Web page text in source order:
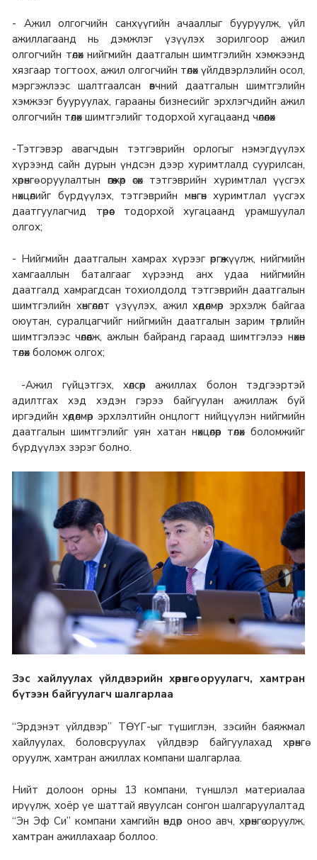
- Ажил олгогчийн санхүүгийн ачааллыг бууруулж, үйл
ажиллагаанд нь дэмжлэг үзүүлэх зорилгоор ажил
олгогчийн төлөх нийгмийн даатгалын шимтгэлийн хэмжээнд
хязгаар тогтоох, ажил олгогчийн төлөх үйлдвэрлэлийн осол,
мэргэжлээс шалтгаалсан өвчний даатгалын шимтгэлийн
хэмжээг бууруулах, гарааны бизнесийг эрхлэгчдийн ажил
олгогчийн төлөх шимтгэлийг тодорхой хугацаанд чөлөөлөх
-Тэтгэвэр авагчдын тэтгэврийн орлогыг нэмэгдүүлэх
хүрээнд сайн дурын үндсэн дээр хуримтлалд суурилсан,
хөрөнгө оруулалтын өгөөжөөр өсөх тэтгэврийн хуримтлал үүсгэх
нөхцөлийг бүрдүүлэх, тэтгэврийн мөнгөн хуримтлал үүсгэх
даатгуулагчид төрөөс тодорхой хугацаанд урамшуулал
олгох;
- Нийгмийн даатгалын хамрах хүрээг өргөжүүлж, нийгмийн
хамгааллын баталгааг хүрээнд анх удаа нийгмийн
даатгалд хамрагдсан тохиолдолд тэтгэврийн даатгалын
шимтгэлийн хөнгөлөлт үзүүлэх, ажил хөдөлмөр эрхэлж байгаа
оюутан, суралцагчийг нийгмийн даатгалын зарим төрлийн
шимтгэлээс чөлөөлж, ажлын байранд гараад шимтгэлээ нөхөн
төлөх боломж олгох;
-Ажил гүйцэтгэх, хөлсөөр ажиллах болон тэдгээртэй
адилтгах хэд хэдэн гэрээ байгуулан ажиллаж буй
иргэдийн хөдөлмөр эрхлэлтийн онцлогт нийцүүлэн нийгмийн
даатгалын шимтгэлийг уян хатан нөхцөлөөр төлөх боломжийг
бүрдүүлэх зэрэг болно.
Зэс хайлуулах үйлдвэрийн хөрөнгө оруулагч, хамтран
бүтээн байгуулагч шалгарлаа
“Эрдэнэт үйлдвэр” ТӨҮГ-ыг түшиглэн, зэсийн баяжмал
хайлуулах, боловсруулах үйлдвэр байгуулахад хөрөнгө
оруулж, хамтран ажиллах компани шалгарлаа.
Нийт долоон орны 13 компани, түншлэл материалаа
ирүүлж, хоёр үе шаттай явуулсан сонгон шалгаруулалтад
“Эн Эф Си” компани хамгийн өндөр оноо авч, хөрөнгө оруулж,
хамтран ажиллахаар боллоо.